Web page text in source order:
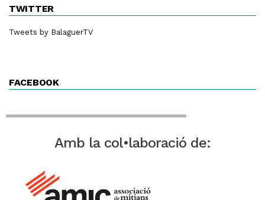
TWITTER
Tweets by BalaguerTV
FACEBOOK
Amb la col•laboració de: